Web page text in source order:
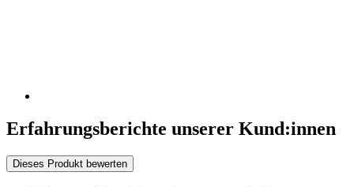
Erfahrungsberichte unserer Kund:innen
Dieses Produkt bewerten